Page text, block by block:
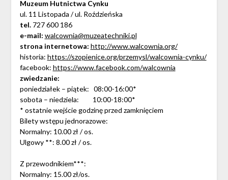
Muzeum Hutnictwa Cynku
ul. 11 Listopada / ul. Roździeńska
tel.727 600 186
e-mail: walcownia@muzeatechniki.pl
strona internetowa: http://www.walcownia.org/
historia: https://szopienice.org/przemysl/walcownia-cynku/
facebook: https://www.facebook.com/walcownia
zwiedzanie:
poniedziałek – piątek: 08:00-16:00*
sobota – niedziela: 10:00-18:00*
* ostatnie wejście godzinę przed zamknięciem
Bilety wstępu jednorazowe:
Normalny: 10.00 zł / os.
Ulgowy **: 8.00 zł / os.
Z przewodnikiem***:
Normalny: 15.00 zł/os.